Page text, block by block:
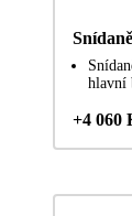
Snídaně
hlavní
+4 060